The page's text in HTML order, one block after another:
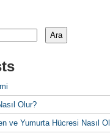
Ara
Olur?
ve Yumurta Hücresi Nasıl